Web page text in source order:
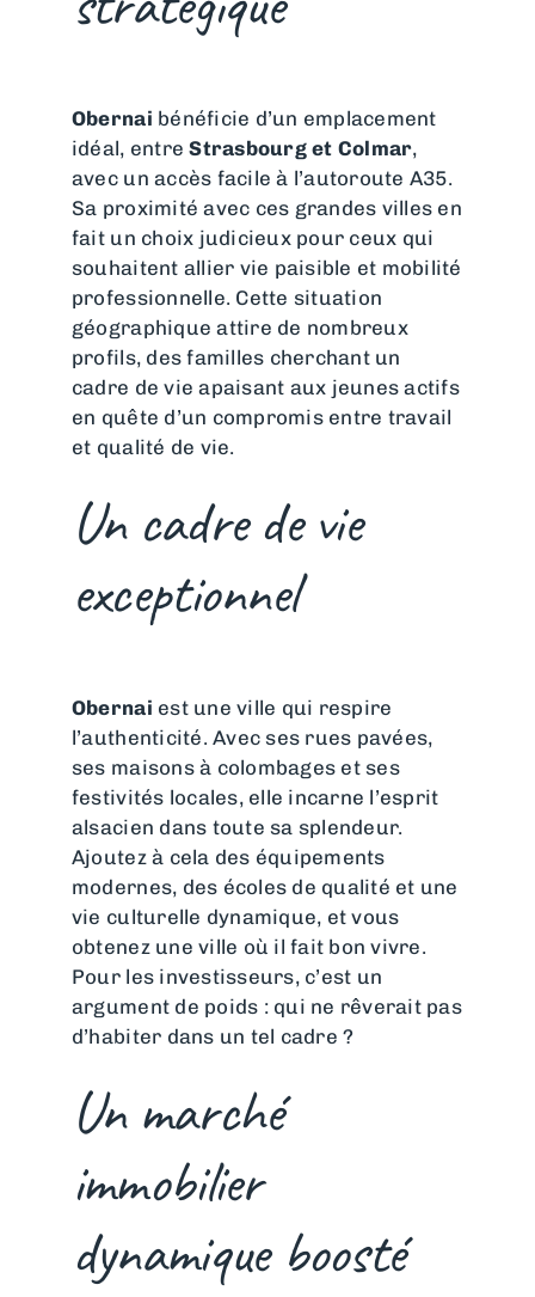
Obernai bénéficie d’un emplacement
idéal, entreStrasbourg et Colmar,
avec un accès facile à l’autoroute A35.
Sa proximité avec ces grandes villes en
fait un choix judicieux pour ceux qui
souhaitent allier vie paisible et mobilité
professionnelle. Cette situation
géographique attire de nombreux
profils, des familles cherchant un
cadre de vie apaisant aux jeunes actifs
en quête d’un compromis entre travail
et qualité de vie.
Un cadre de vie
exceptionnel
Obernai est une ville qui respire
l’authenticité. Avec ses rues pavées,
ses maisons à colombages et ses
festivités locales, elle incarne l’esprit
alsacien dans toute sa splendeur.
Ajoutez à cela des équipements
modernes, des écoles de qualité et une
vie culturelle dynamique, et vous
obtenez une ville où il fait bon vivre.
Pour les investisseurs, c’est un
argument de poids : qui ne rêverait pas
d’habiter dans un tel cadre ?
Un marché
immobilier
dynamique boosté